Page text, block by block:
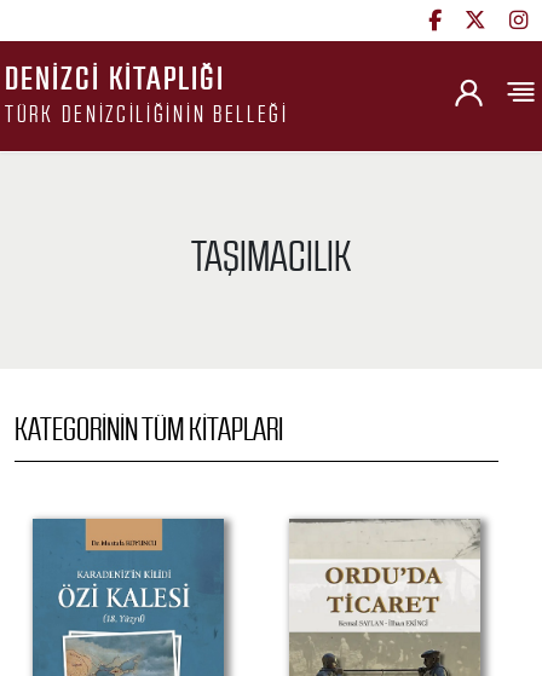
DENIZCI KITAPLIĞI
TÜRK DENIZCILIĞININ BELLEĞI
TAŞIMACILIK
KATEGORININ TÜM KITAPLARI